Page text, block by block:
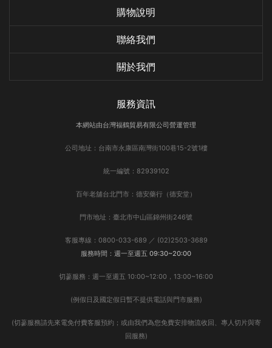
購物說明
聯絡我們
關於我們
服務資訊
本網站由台灣福鶴貿易有限公司營運管理
公司地址：台南市永康區南灣街100巷15-2號1樓
統一編號：82939102
百年老舖台北門市：德安藥行（德安堂）
門市地址：臺北市中山區錦州街246號
客服專線：0800-033-689 ／ (02)2503-3689
服務時間：週一至週五 09:30~20:00
切蔘服務：週一至週五 10:00~12:00，13:00~16:00
(例假日及國定假日暫不提供電話與門市服務)
(切蔘服務請先來電免付費客服預約；或由我們為您免費安排物流收回、專人切片與寄
回服務)